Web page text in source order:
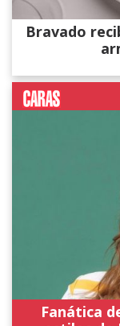
Bravado
Fanática